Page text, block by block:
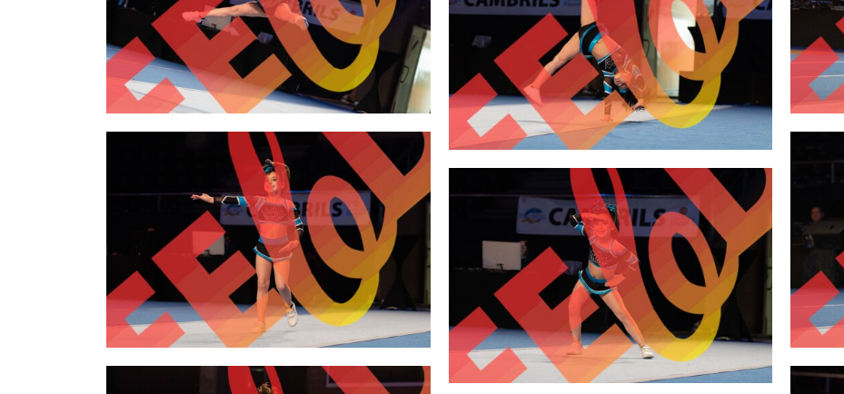
2,00 €
2,00 €
2,00 €
2,00 €